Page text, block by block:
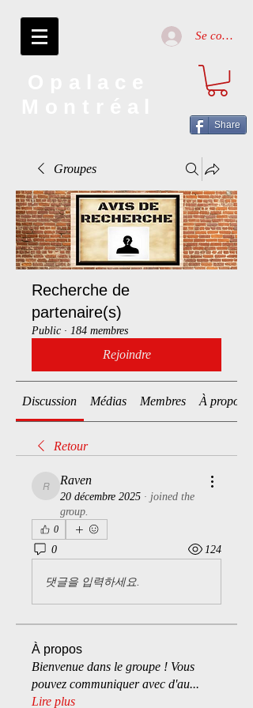
Se connecter
Share
Groupes
Recherche de
partenaire(s)
Public · 184 membres
Rejoindre
Discussion Médias Membres À propos
Retour
Raven
Raven
20 décembre 2025 · joined the
group.
0
0 124
댓글을 입력하세요.
À propos
Bienvenue dans le groupe ! Vous
pouvez communiquer avec d'au...
Lire plus